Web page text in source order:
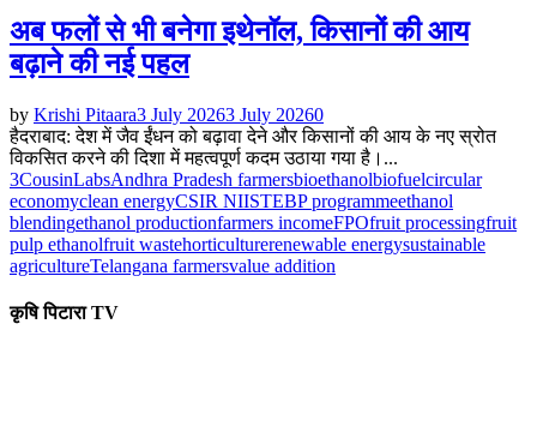
अब फलों से भी बनेगा इथेनॉल, किसानों की आय
बढ़ाने की नई पहल
by Krishi Pitaara3 July 20263 July 20260
हैदराबाद: देश में जैव ईंधन को बढ़ावा देने और किसानों की आय के नए स्रोत
विकसित करने की दिशा में महत्वपूर्ण कदम उठाया गया है।...
3CousinLabsAndhra Pradesh farmersbioethanolbiofuelcircular
economyclean energyCSIR NIISTEBP programmeethanol
blendingethanol productionfarmers incomeFPOfruit processingfruit
pulp ethanolfruit wastehorticulturerenewable energysustainable
agricultureTelangana farmersvalue addition
कृषि पिटारा TV